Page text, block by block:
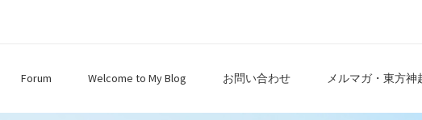
Forum Welcome to My Blog お問い合わせ メルマガ・東方神